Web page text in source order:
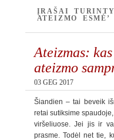
ĮRAŠAI
ATEIZMO ESMĖ’
Ateizmas:
ateizmo
03 GEG 2017
Šiandien – tai beveik
retai sutiksime
viršeliuose. Jei jis ir
prasme. Todėl net tie,